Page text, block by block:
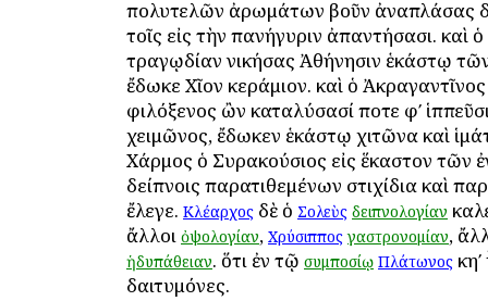
πολυτελῶν ἀρωμάτων βοῦν ἀναπλάσας
τοῖς εἰς τὴν πανήγυριν ἀπαντήσασι. καὶ ὁ
τραγῳδίαν νικήσας Ἀθήνησιν ἑκάστῳ
ἔδωκε Χῖον κεράμιον. καὶ ὁ
φιλόξενος ὢν καταλύσασί ποτε φʹ
χειμῶνος, ἔδωκεν ἑκάστῳ χιτῶνα καὶ
Χάρμος ὁ Συρακούσιος εἰς ἕκαστον τῶν
δείπνοις παρατιθεμένων στιχίδια καὶ
ἔλεγε. Κλέαρχος δὲ ὁ Σολεὺς δειπνολογίαν
ἄλλοι ὀψολογίαν, Χρύσιππος γαστρονομίαν,
ἡδυπάθειαν. ὅτι ἐν τῷ συμποσίῳ Πλάτωνος
δαιτυμόνες.